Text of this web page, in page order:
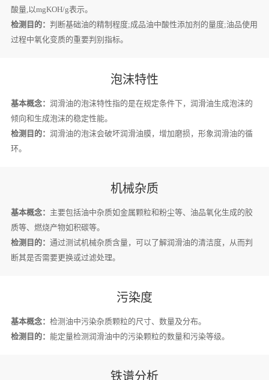
酸量,以mgKOH/g表示。
检测目的： 判断基础油的精制程度;成品油中酸性添加剂的量度;油品使用
过程中氧化变质的重要判别指标。
泡沫特性
基本概念： 润滑油的泡沫特性指的是在规定条件下，润滑油生成泡沫的
倾向和生成泡沫的稳定性能。
检测目的： 润滑油的泡沫会破坏润滑油膜，增加磨损，形象润滑油的循
环。
机械杂质
基本概念： 主要包括油中杂质如金属颗粒和粉尘等、油品氧化生成的胶
质等、燃烧产物如积碳等。
检测目的： 通过测试机械杂质含量，可以了解润滑油的清洁度，从而判
断其是否需要更换或过滤处理。
污染度
基本概念： 检测油中污染杂质颗粒的尺寸、数量及分布。
检测目的： 能定量检测润滑油中的污染颗粒的数量和污染等级。
铁谱分析